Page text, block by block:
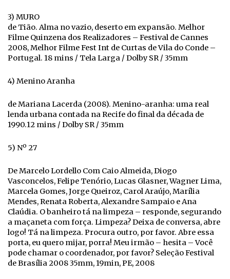
3) MURO
de Tião. Alma no vazio, deserto em expansão. Melhor
Filme Quinzena dos Realizadores – Festival de Cannes
2008, Melhor Filme Fest Int de Curtas de Vila do Conde –
Portugal. 18 mins / Tela Larga / Dolby SR / 35mm
4) Menino Aranha
de Mariana Lacerda (2008). Menino-aranha: uma real
lenda urbana contada na Recife do final da década de
1990.12 mins / Dolby SR / 35mm
5) Nº 27
De Marcelo Lordello Com Caio Almeida, Diogo
Vasconcelos, Felipe Tenório, Lucas Glasner, Wagner Lima,
Marcela Gomes, Jorge Queiroz, Carol Araújo, Marília
Mendes, Renata Roberta, Alexandre Sampaio e Ana
Claúdia. O banheiro tá na limpeza – responde, segurando
a maçaneta com força. Limpeza? Deixa de conversa, abre
logo! Tá na limpeza. Procura outro, por favor. Abre essa
porta, eu quero mijar, porra! Meu irmão – hesita – Você
pode chamar o coordenador, por favor? Seleção Festival
de Brasília 2008 35mm, 19min, PE, 2008